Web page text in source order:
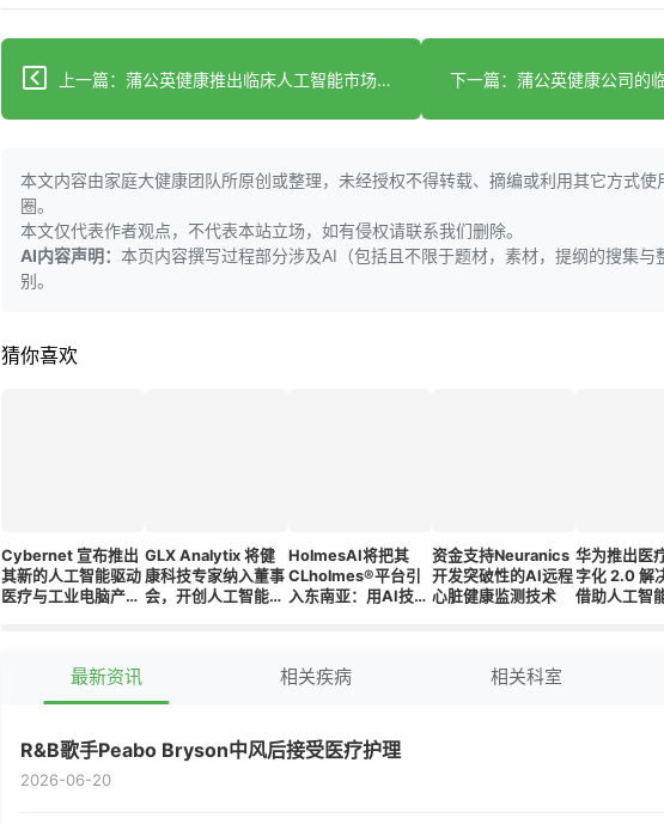
上一篇：蒲公英健康推出临床人工智能市场+GLP-1 研究
本文内容由家庭大健康团队所原创或整理，未经授权不得转载、摘编或利用其它方式使
圈。
本文仅代表作者观点，不代表本站立场，如有侵权请联系我们删除。
AI内容声明： 本页内容撰写过程部分涉及AI（包括且不限于题材，素材，提纲的搜集与
别。
猜你喜欢
Cybernet 宣布推出
其新的人工智能驱动
医疗与工业电脑产品
GLX Analytix 将健
康科技专家纳入董事
会，开创人工智能与
HolmesAI将把其
CLholmes®平台引
入东南亚：用AI技术
资金支持Neuranics
开发突破性的AI远程
心脏健康监测技术
华为推出医
字化 2.0 解
借助人工智
最新资讯 相关疾病 相关科室
R&B歌手Peabo Bryson中风后接受医疗护理
2026-06-20